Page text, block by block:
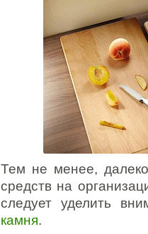
Тем не менее,
средств на
следует уделить
камня.